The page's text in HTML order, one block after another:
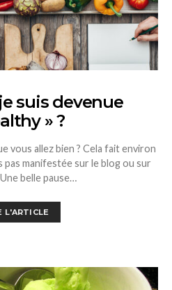
suis devenue
» ?
vous allez bien ? Cela fait environ
pas manifestée sur le blog ou sur
belle pause…
L'ARTICLE